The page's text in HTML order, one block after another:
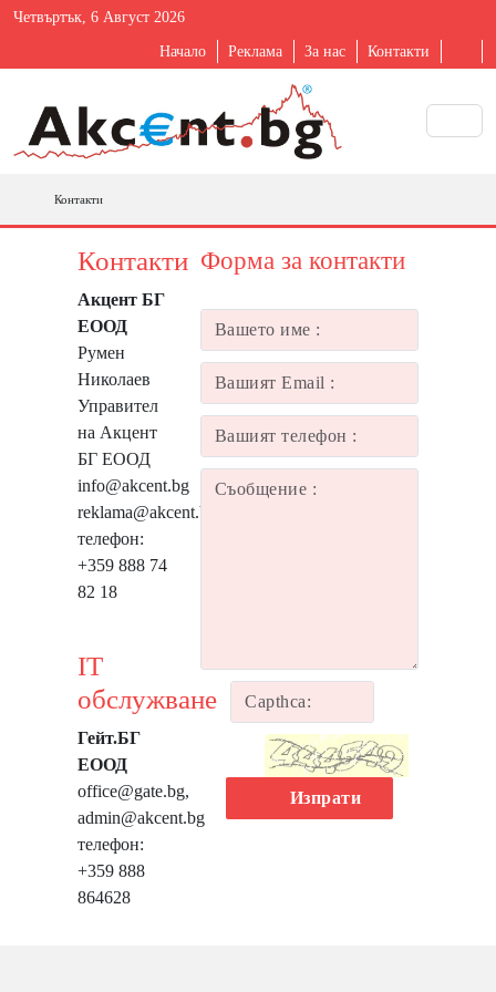
Четвъртък, 6 Август 2026
Начало Реклама За нас Контакти
Контакти
Контакти
Акцент БГ
ЕООД
Румен
Николаев
Управител
на Акцент
БГ ЕООД
info@akcent.bg
reklama@akcent.bg
телeфон:
+359 888 74
82 18
IT
обслужване
Гейт.БГ
ЕООД
office@gate.bg,
admin@akcent.bg
телeфон:
+359 888
864628
Форма за контакти
Изпрати